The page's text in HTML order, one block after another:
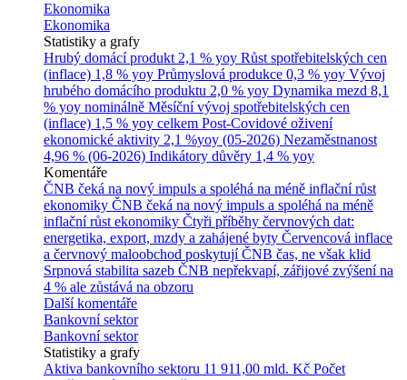
Ekonomika
Ekonomika
Statistiky a grafy
Hrubý domácí produkt 2,1 % yoy Růst spotřebitelských cen
(inflace) 1,8 % yoy Průmyslová produkce 0,3 % yoy Vývoj
hrubého domácího produktu 2,0 % yoy Dynamika mezd 8,1
% yoy nominálně Měsíční vývoj spotřebitelských cen
(inflace) 1,5 % yoy celkem Post-Covidové oživení
ekonomické aktivity 2,1 %yoy (05-2026) Nezaměstnanost
4,96 % (06-2026) Indikátory důvěry 1,4 % yoy
Komentáře
ČNB čeká na nový impuls a spoléhá na méně inflační růst
ekonomiky ČNB čeká na nový impuls a spoléhá na méně
inflační růst ekonomiky Čtyři příběhy červnových dat:
energetika, export, mzdy a zahájené byty Červencová inflace
a červnový maloobchod poskytují ČNB čas, ne však klid
Srpnová stabilita sazeb ČNB nepřekvapí, zářijové zvýšení na
4 % ale zůstává na obzoru
Další komentáře
Bankovní sektor
Bankovní sektor
Statistiky a grafy
Aktiva bankovního sektoru 11 911,00 mld. Kč Počet